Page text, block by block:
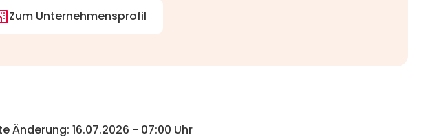
Zum Unternehmensprofil
Änderung: 16.07.2026 - 07:00 Uhr